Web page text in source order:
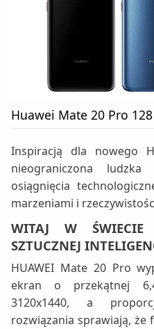
Huawei Mate 20 Pro
Inspiracją dla nowego
nieograniczona ludzka
osiągnięcia
marzeniami i
WITAJ W ŚWIECIE
SZTUCZNEJ
HUAWEI Mate 20 Pro
ekran o przekątnej
3120x1440, a
rozwiązania sprawiają, że